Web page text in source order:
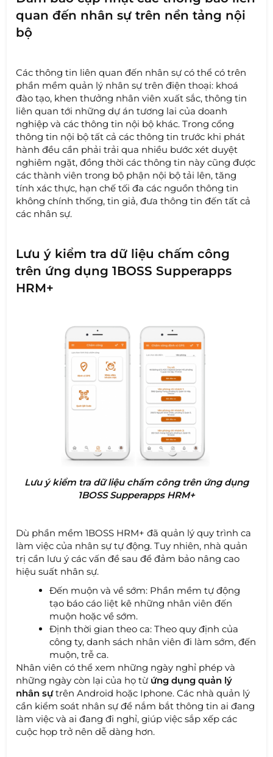
quan đến nhân sự trên nền tảng nội
bộ
Các thông tin liên quan đến nhân sự có thể có trên
phần mềm quản lý nhân sự trên điện thoại: khoá
đào tạo, khen thưởng nhân viên xuất sắc, thông tin
liên quan tới những dự án tương lai của doanh
nghiệp và các thông tin nội bộ khác. Trong cổng
thông tin nội bộ tất cả các thông tin trước khi phát
hành đều cần phải trải qua nhiều bước xét duyệt
nghiêm ngặt, đồng thời các thông tin này cũng được
các thành viên trong bộ phận nội bộ tải lên, tăng
tính xác thực, hạn chế tối đa các nguồn thông tin
không chính thống, tin giả, đưa thông tin đến tất cả
các nhân sự.
Lưu ý kiểm tra dữ liệu chấm công
trên ứng dụng 1BOSS Supperapps
HRM+
Lưu ý kiểm tra dữ liệu chấm công trên ứng dụng
1BOSS Supperapps HRM+
Dù phần mềm 1BOSS HRM+ đã quản lý quy trình ca
làm việc của nhân sự tự động. Tuy nhiên, nhà quản
trị cần lưu ý các vấn đề sau để đảm bảo nâng cao
hiệu suất nhân sự.
Đến muộn và về sớm: Phần mềm tự động
tạo báo cáo liệt kê những nhân viên đến
muộn hoặc về sớm.
Định thời gian theo ca: Theo quy định của
công ty, danh sách nhân viên đi làm sớm, đến
muộn, trễ ca.
Nhân viên có thể xem những ngày nghỉ phép và
những ngày còn lại của họ từ ứng dụng quản lý
nhân sựtrên Android hoặc Iphone. Các nhà quản lý
cần kiểm soát nhân sự để nắm bắt thông tin ai đang
làm việc và ai đang đi nghỉ, giúp việc sắp xếp các
cuộc họp trở nên dễ dàng hơn.